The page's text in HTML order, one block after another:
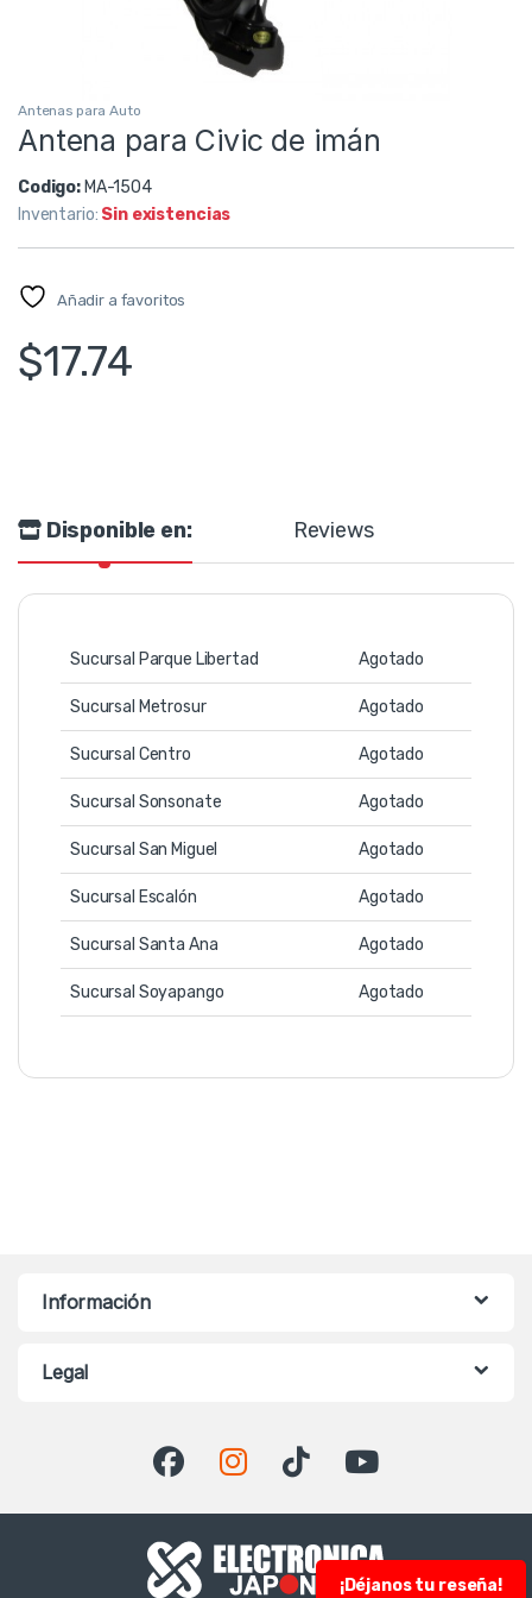
Antenas para Auto
Antena para Civic de imán
Codigo: MA-1504
Inventario: Sin existencias
Añadir a favoritos
$17.74
Disponible en: Reviews
Sucursal Parque Libertad Agotado
Sucursal Metrosur Agotado
Sucursal Centro Agotado
Sucursal Sonsonate Agotado
Sucursal San Miguel Agotado
Sucursal Escalón Agotado
Sucursal Santa Ana Agotado
Sucursal Soyapango Agotado
Información
Legal
¡Déjanos tu reseña!